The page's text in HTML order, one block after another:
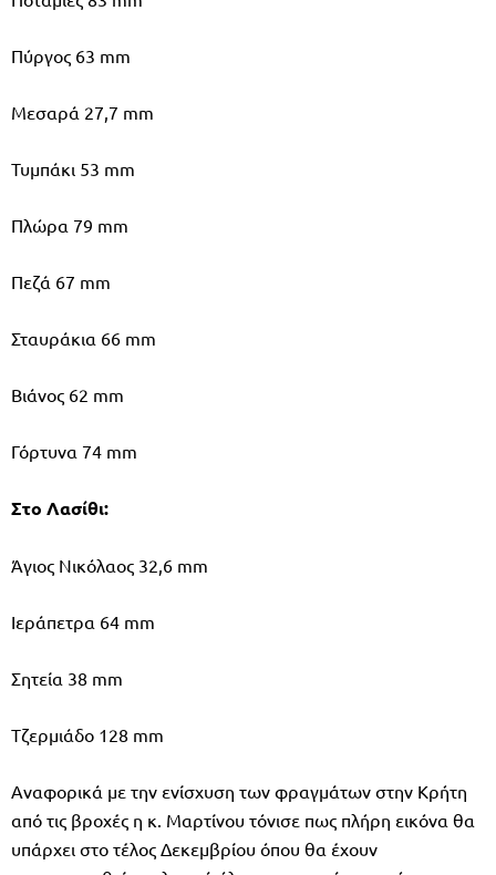
Πύργος 63 mm
Μεσαρά 27,7 mm
Τυμπάκι 53 mm
Πλώρα 79 mm
Πεζά 67 mm
Σταυράκια 66 mm
Βιάνος 62 mm
Γόρτυνα 74 mm
Στο Λασίθι:
Άγιος Νικόλαος 32,6 mm
Ιεράπετρα 64 mm
Σητεία 38 mm
Τζερμιάδο 128 mm
Αναφορικά με την ενίσχυση των φραγμάτων στην Κρήτη
από τις βροχές η κ. Μαρτίνου τόνισε πως πλήρη εικόνα θα
υπάρχει στο τέλος Δεκεμβρίου όπου θα έχουν